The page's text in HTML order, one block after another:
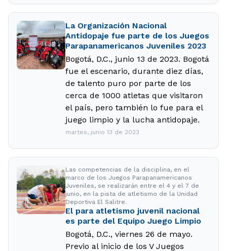
La Organización Nacional
Antidopaje fue parte de los Juegos
Parapanamericanos Juveniles 2023
Bogotá, D.C., junio 13 de 2023. Bogotá
fue el escenario, durante diez días,
de talento puro por parte de los
cerca de 1000 atletas que visitaron
el país, pero también lo fue para el
juego limpio y la lucha antidopaje.
martes, junio 13 de 2023
Las competencias de la disciplina, en el
marco de los Juegos Parapanamericanos
Juveniles, se realizarán entre el 4 y el 7 de
junio, en la pista de atletismo de la Unidad
Deportiva El Salitre.
El para atletismo juvenil nacional
es parte del Equipo Juego Limpio
Bogotá, D.C., viernes 26 de mayo.
Previo al inicio de los V Juegos